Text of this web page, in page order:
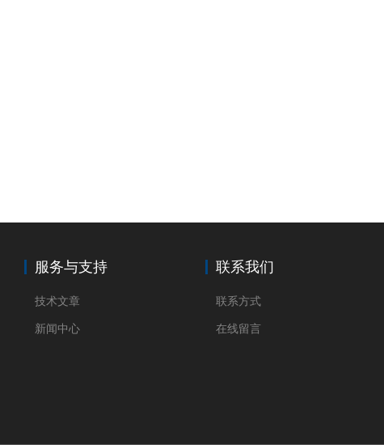
服务与支持
技术文章
新闻中心
联系我们
联系方式
在线留言